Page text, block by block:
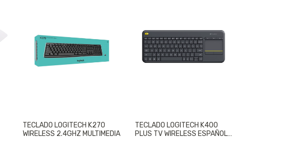
TECLADO LOGITECH K270
WIRELESS 2.4GHZ MULTIMEDIA
TECLADO LOGITECH K400
PLUS TV WIRELESS ESPAÑOL